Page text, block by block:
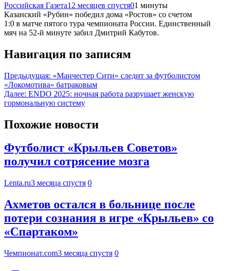
Российская Газета12 месяцев спустя01 минуты
Казанский «Рубин» победил дома «Ростов» со счетом
1:0 в матче пятого тура чемпионата России. Единственный
мяч на 52-й минуте забил Дмитрий Кабутов.
Навигация по записям
Предыдущая: «Манчестер Сити» следит за футболистом
«Локомотива» батраковым
Далее: ENDO 2025: ночная работа разрушает женскую
гормональную систему
Похожие новости
Футболист «Крыльев Советов»
получил сотрясение мозга
Lenta.ru3 месяца спустя 0
Ахметов остался в больнице после
потери сознания в игре «Крыльев» со
«Спартаком»
Чемпионат.com3 месяца спустя 0